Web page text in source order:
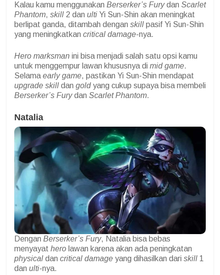
Kalau kamu menggunakan Berserker’s Furydan Scarlet
Phantom, skill 2 dan ulti Yi Sun-Shin akan meningkat
berlipat ganda, ditambah dengan skill pasif Yi Sun-Shin
yang meningkatkan critical damage-nya.
Hero marksman ini bisa menjadi salah satu opsi kamu
untuk menggempur lawan khususnya di mid game.
Selama early game, pastikan Yi Sun-Shin mendapat
upgrade skill dan goldyang cukup supaya bisa membeli
Berserker’s Furydan Scarlet Phantom.
Natalia
Dengan Berserker’s Fury, Natalia bisa bebas
menyayat hero lawan karena akan ada peningkatan
physical dan critical damage yang dihasilkan dari skill 1
dan ulti-nya.